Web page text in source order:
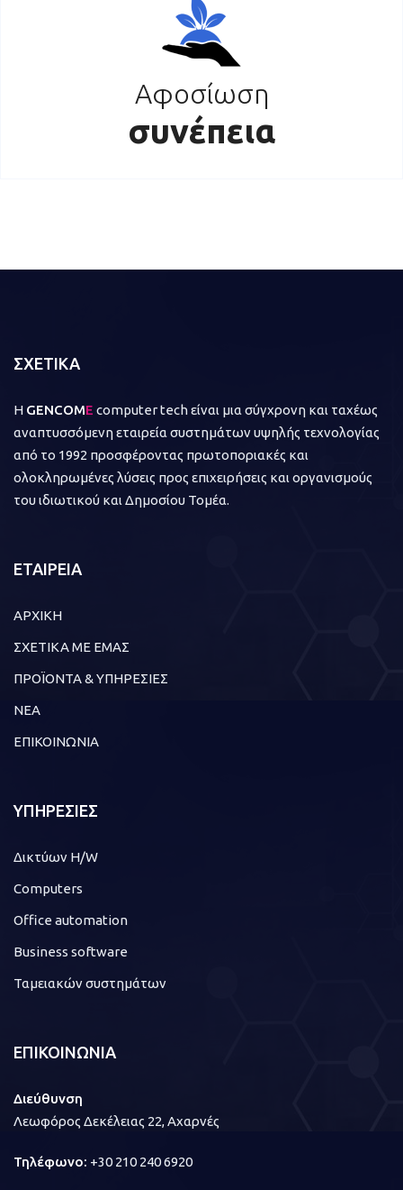
Αφοσίωση
συνέπεια
ΣΧΕΤΙΚΑ
Η GENCOME computer tech είναι μια σύγχρονη και ταχέως
αναπτυσσόμενη εταιρεία συστημάτων υψηλής τεχνολογίας
από το 1992 προσφέροντας πρωτοποριακές και
ολοκληρωμένες λύσεις προς επιχειρήσεις και οργανισμούς
του ιδιωτικού και Δημοσίου Τομέα.
ΕΤΑΙΡΕΙΑ
ΑΡΧΙΚΗ
ΣΧΕΤΙΚΑ ΜΕ ΕΜΑΣ
ΠΡΟΪΟΝΤΑ & ΥΠΗΡΕΣΙΕΣ
ΝΕΑ
ΕΠΙΚΟΙΝΩΝΙΑ
ΥΠΗΡΕΣΙΕΣ
Δικτύων H/W
Computers
Office automation
Business software
Ταμειακών συστημάτων
ΕΠΙΚΟΙΝΩΝΙΑ
Διεύθυνση
Λεωφόρος Δεκέλειας 22, Αχαρνές
Τηλέφωνο: +30 210 240 6920